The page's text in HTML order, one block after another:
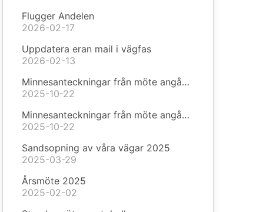
Flugger Andelen
2026-02-17
Uppdatera eran mail i vägfas
2026-02-13
Minnesanteckningar från möte angående missfärgat vatten
2025-10-22
Minnesanteckningar från möte angående missfärgat vatten
2025-10-22
Sandsopning av våra vägar 2025
2025-03-29
Årsmöte 2025
2025-02-02